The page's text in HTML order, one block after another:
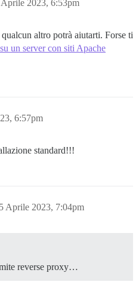
Aprile 2023, 6:53pm
altro potrà aiutarti. Forse ti
un server con siti Apache
6:57pm
standard!!!
Aprile 2023, 7:04pm
reverse proxy…